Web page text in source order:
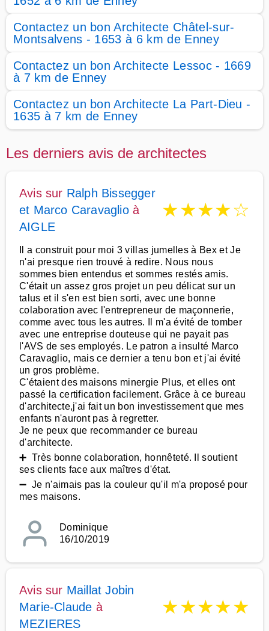
Contactez un bon Architecte Châtel-sur-
Montsalvens - 1653 à 6 km de Enney
Contactez un bon Architecte Lessoc - 1669
à 7 km de Enney
Contactez un bon Architecte La Part-Dieu -
1635 à 7 km de Enney
Les derniers avis de architectes
Avis sur Ralph Bissegger
et Marco Caravaglioà
AIGLE
★★★★☆
Il a construit pour moi 3 villas jumelles à Bex et Je
n'ai presque rien trouvé à redire. Nous nous
sommes bien entendus et sommes restés amis.
C'était un assez gros projet un peu délicat sur un
talus et il s'en est bien sorti, avec une bonne
colaboration avec l'entrepreneur de maçonnerie,
comme avec tous les autres. Il m'a évité de tomber
avec une entreprise douteuse qui ne payait pas
l'AVS de ses employés. Le patron a insulté Marco
Caravaglio, mais ce dernier a tenu bon et j'ai évité
un gros problème.
C'étaient des maisons minergie Plus, et elles ont
passé la certification facilement. Grâce à ce bureau
d'architecte,j'ai fait un bon investissement que mes
enfants n'auront pas à regretter.
Je ne peux que recommander ce bureau
d'architecte.
➕ Très bonne colaboration, honnêteté. Il soutient
ses clients face aux maîtres d'état.
➖ Je n'aimais pas la couleur qu'il m'a proposé pour
mes maisons.
Dominique
16/10/2019
Avis sur Maillat Jobin
Marie-Claude à
MEZIERES
★★★★★